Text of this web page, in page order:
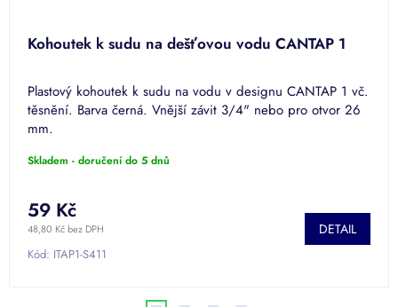
Kohoutek k sudu na dešťovou vodu CANTAP 1
Plastový kohoutek k sudu na vodu v designu CANTAP 1 vč.
těsnění. Barva černá. Vnější závit 3/4" nebo pro otvor 26
mm.
Skladem - doručení do 5 dnů
48,80 Kč bez DPH
59 Kč
DETAIL
Kód: ITAP1-S411